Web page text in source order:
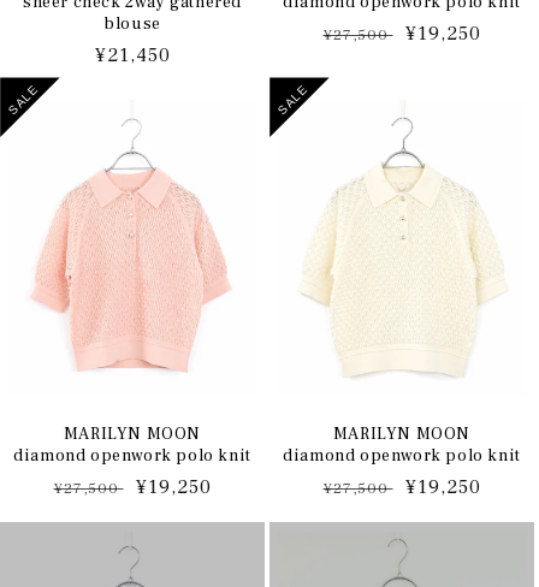
blouse
通
¥21,450
通
価
¥27,500
セ
価
格
¥19,250
SALE
MARILYN MOON
diamond openwork polo knit
通
常
¥27,500
セ
ー
ル
¥19,250
SALE
MARILYN MOON
diamond openwork polo knit
通
常
¥27,500
セ
ー
ル
価
¥19,250